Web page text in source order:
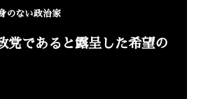
のない政治家
党であると露呈した希望の